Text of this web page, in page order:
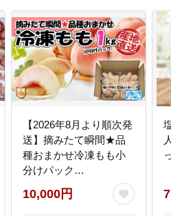
【2026年8月より順次発
送】摘みたて瞬間★品
種おまかせ冷凍もも小
分けパック
1kg（250g×4P)[H0157]
10,000円